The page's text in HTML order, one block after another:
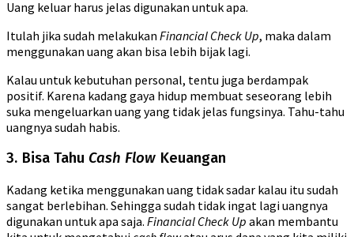
Uang keluar harus jelas digunakan untuk apa.
Itulah jika sudah melakukan Financial Check Up, maka dalam
menggunakan uang akan bisa lebih bijak lagi.
Kalau untuk kebutuhan personal, tentu juga berdampak
positif. Karena kadang gaya hidup membuat seseorang lebih
suka mengeluarkan uang yang tidak jelas fungsinya. Tahu-tahu
uangnya sudah habis.
3. Bisa Tahu Cash Flow Keuangan
Kadang ketika menggunakan uang tidak sadar kalau itu sudah
sangat berlebihan. Sehingga sudah tidak ingat lagi uangnya
digunakan untuk apa saja. Financial Check Up akan membantu